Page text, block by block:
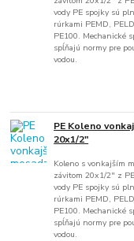
vody PE spojky sú
rúrkami PEMD,
PE100. Mechanické
spĺňajú normy pre
vodou.
PE Koleno
20x1/2"
Koleno s vonkajším
závitom 20x1/2" z
vody PE spojky sú
rúrkami PEMD,
PE100. Mechanické
spĺňajú normy pre
vodou.